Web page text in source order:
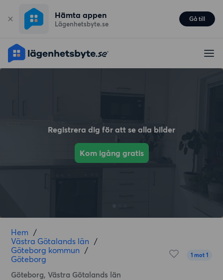
Hämta appen
Lägenhetsbyte.se
Gå till
Registrera dig för att se alla bilder
Kom igång gratis
Hem /
Västra Götalands län /
Göteborg kommun /
Göteborg
Göteborg, Västra Götalands län
1 mot 1